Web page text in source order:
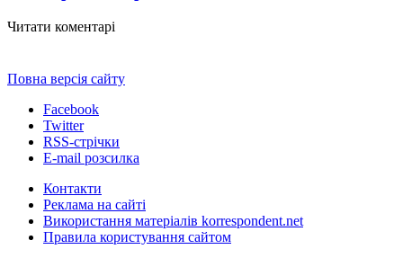
Читати коментарі
Повна версія сайту
Facebook
Twitter
RSS-стрічки
E-mail розсилка
Контакти
Реклама на сайті
Використання матеріалів korrespondent.net
Правила користування сайтом